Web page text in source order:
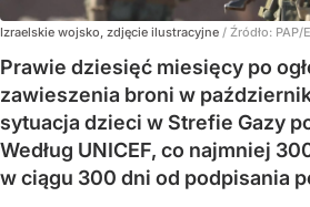
Izraelskie wojsko, zdjęcie ilustracyjne / Źródło: PAP/
Prawie dziesięć miesięcy po
zawieszenia broni w
sytuacja dzieci w Strefie Gazy
Według UNICEF, co najmniej
w ciągu 300 dni od podpisania